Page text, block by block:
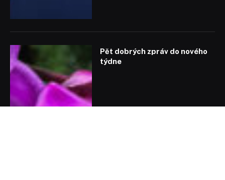
Pět dobrých zpráv do nového
týdne